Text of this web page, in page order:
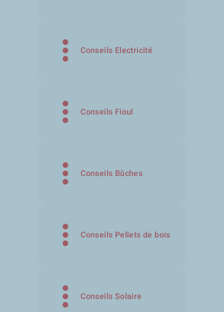
Conseils Electricité
Conseils Fioul
Conseils Bûches
Conseils Pellets de bois
Conseils Solaire